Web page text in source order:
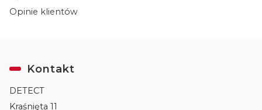
Opinie klientów
Kontakt
DETECT
Kraśnięta 11